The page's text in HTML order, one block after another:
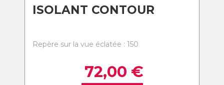
ISOLANT CONTOUR
Repère sur la vue éclatée : 150
72,00 €